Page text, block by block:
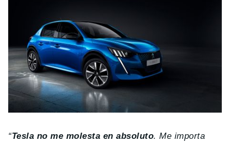
“Tesla no me molesta en absoluto. Me importa